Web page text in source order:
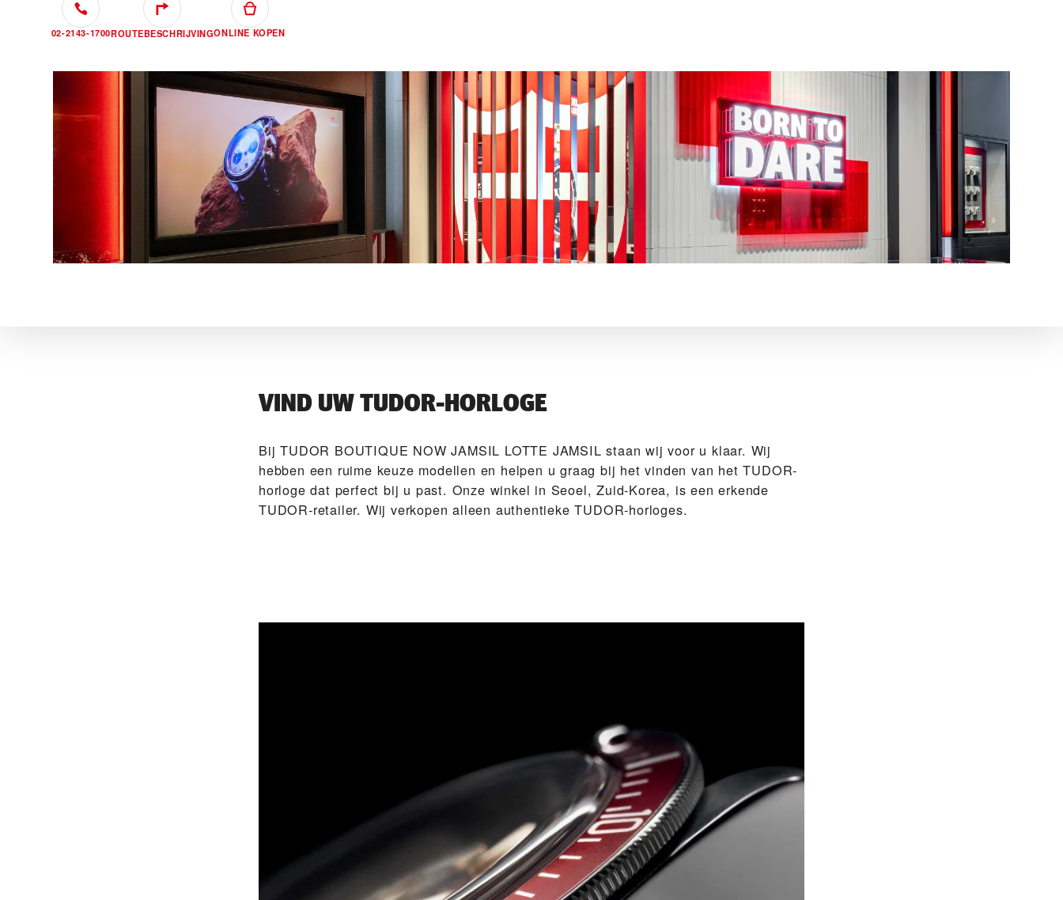
02-2143-1700ROUTEBESCHRIJVINGONLINE KOPEN
VIND UW TUDOR-HORLOGE
Bij ‭TUDOR BOUTIQUE NOW JAMSIL LOTTE JAMSIL‬ staan wij voor u klaar. Wij
hebben een ruime keuze modellen en helpen u graag bij het vinden van het TUDOR-
horloge dat perfect bij u past. Onze winkel in Seoel, Zuid-Korea, is een erkende
TUDOR-retailer. Wij verkopen alleen authentieke TUDOR-horloges.